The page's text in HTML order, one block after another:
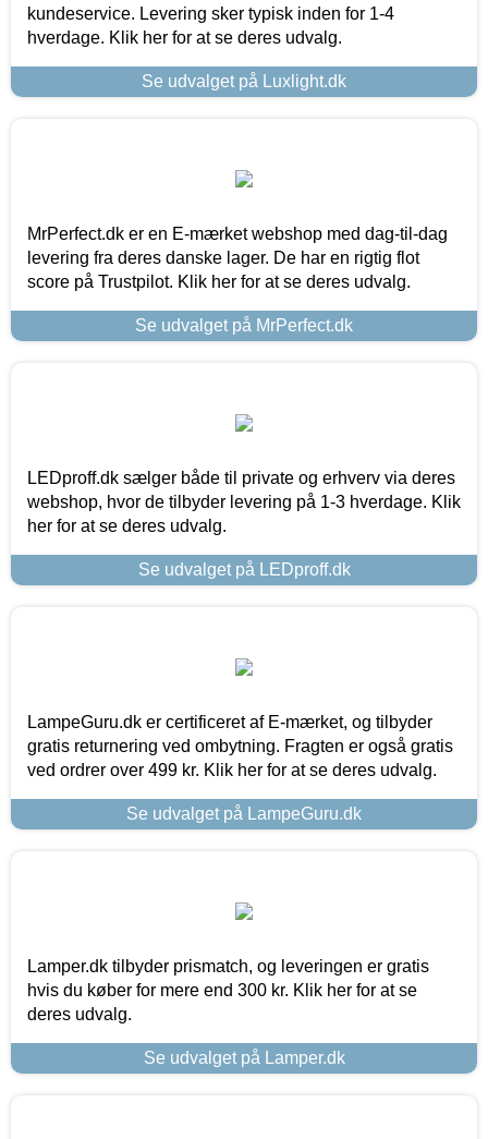
kundeservice. Levering sker typisk inden for 1-4
hverdage. Klik her for at se deres udvalg.
Se udvalget på Luxlight.dk
MrPerfect.dk er en E-mærket webshop med dag-til-dag
levering fra deres danske lager. De har en rigtig flot
score på Trustpilot. Klik her for at se deres udvalg.
Se udvalget på MrPerfect.dk
LEDproff.dk sælger både til private og erhverv via deres
webshop, hvor de tilbyder levering på 1-3 hverdage. Klik
her for at se deres udvalg.
Se udvalget på LEDproff.dk
LampeGuru.dk er certificeret af E-mærket, og tilbyder
gratis returnering ved ombytning. Fragten er også gratis
ved ordrer over 499 kr. Klik her for at se deres udvalg.
Se udvalget på LampeGuru.dk
Lamper.dk tilbyder prismatch, og leveringen er gratis
hvis du køber for mere end 300 kr. Klik her for at se
deres udvalg.
Se udvalget på Lamper.dk